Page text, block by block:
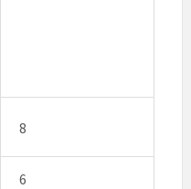
8
6